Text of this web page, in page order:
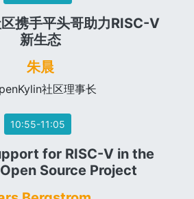
携手平头哥助力RISC-V
新生态
朱晨
社区理事长
10:55-11:05
for RISC-V in the
Source Project